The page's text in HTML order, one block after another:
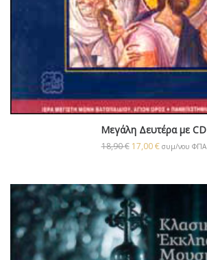
Μεγάλη Δευτέρα με CD
18,90€ 17,00€ συμ/νου ΦΠΑ